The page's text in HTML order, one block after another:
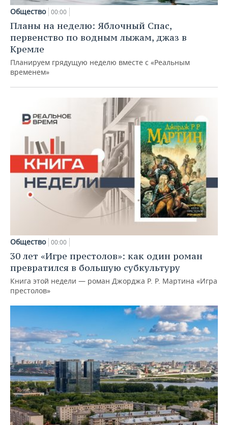
Общество 00:00
Планы на неделю: Яблочный Спас,
первенство по водным лыжам, джаз в
Кремле
Планируем грядущую неделю вместе с «Реальным
временем»
Общество 00:00
30 лет «Игре престолов»: как один роман
превратился в большую субкультуру
Книга этой недели — роман Джорджа Р. Р. Мартина «Игра
престолов»